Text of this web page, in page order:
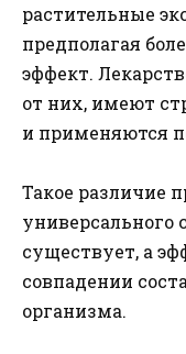
растительные
предполагая
эффект.
от них, имеют
и применяются
Такое различие
универсального
существует, а
совпадении
организма.